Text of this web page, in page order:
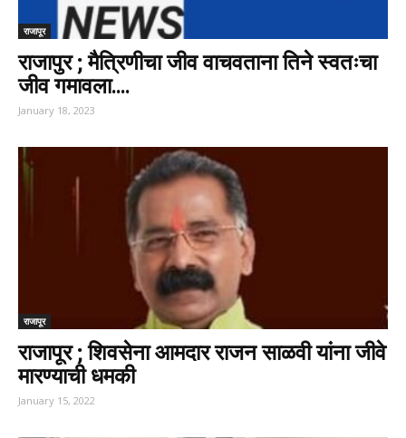
राजापूर
राजापुर ; मैत्रिणीचा जीव वाचवताना तिने स्वतःचा
जीव गमावला….
January 18, 2023
राजापूर
राजापूर ; शिवसेना आमदार राजन साळवी यांना जीवे
मारण्याची धमकी
January 15, 2022